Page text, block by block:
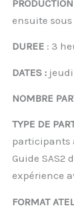
ensuite
DUREE : 3
DATES :
NOMBRE
TYPE DE
participants
Guide SAS2
expérience
FORMAT